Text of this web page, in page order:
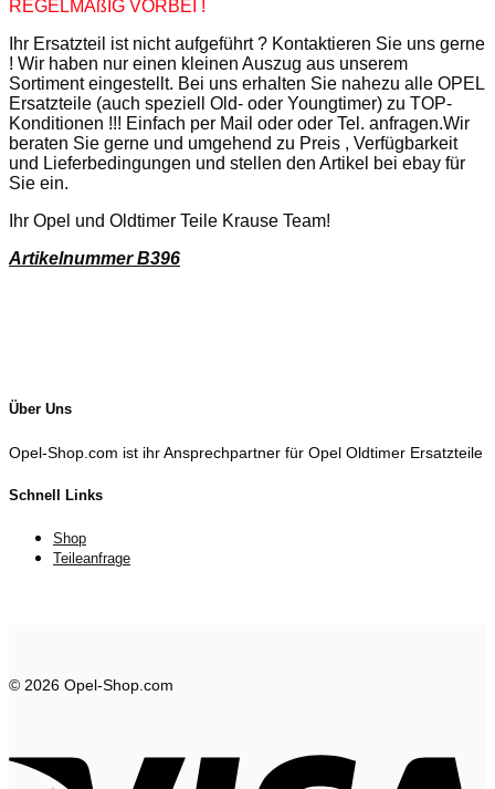
REGELMÄßIG VORBEI !
Ihr Ersatzteil ist nicht aufgeführt ? Kontaktieren Sie uns gerne
! Wir haben nur einen kleinen Auszug aus unserem
Sortiment eingestellt. Bei uns erhalten Sie nahezu alle OPEL
Ersatzteile (auch speziell Old- oder Youngtimer) zu TOP-
Konditionen !!! Einfach per Mail oder oder Tel. anfragen.Wir
beraten Sie gerne und umgehend zu Preis , Verfügbarkeit
und Lieferbedingungen und stellen den Artikel bei ebay für
Sie ein.
Ihr Opel und Oldtimer Teile Krause Team!
Artikelnummer B396
Über Uns
Opel-Shop.com ist ihr Ansprechpartner für Opel Oldtimer Ersatzteile
Schnell Links
Shop
Teileanfrage
© 2026 Opel-Shop.com